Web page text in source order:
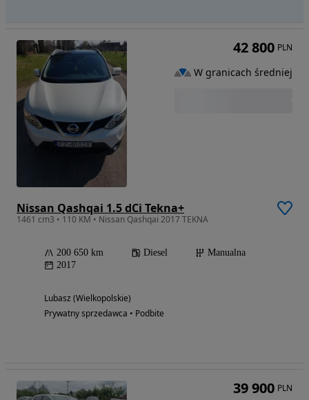
Nissan Qashqai 1.5 dCi Tekna+
1461 cm3 • 110 KM • Nissan Qashqai 2017 TEKNA
200 650 km Diesel
Manualna
2017
Lubasz (Wielkopolskie)
Prywatny sprzedawca • Podbite
42 800 PLN
W granicach średniej
39 900 PLN